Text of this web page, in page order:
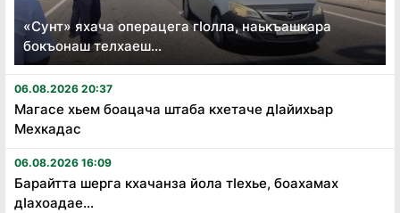
«Сунт» яхача операцега гӏолла, наькъашкара
бокъонаш телхаеш...
06.08.2026 20:37
Магасе хьем боацача штаба кхетаче дӏайихьар
Мехкадас
06.08.2026 16:09
Барайтта шерга кхачанза йола тӏехье, боахамах
дӏахоадае...